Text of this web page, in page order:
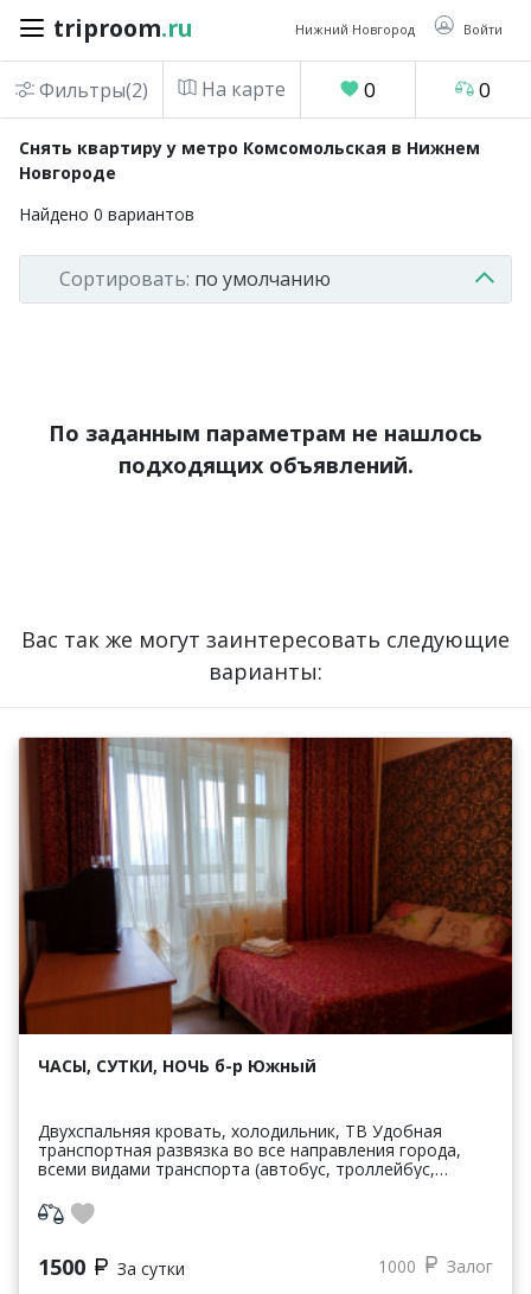
triproom.ru Нижний Новгород Войти
triproom .ru
рубль
Войти / Зарегистрироваться
Добавить
Фильтры(2) На карте 0 0
Снять квартиру у метро Комсомольская в Нижнем
Новгороде
Найдено 0 вариантов
Сортировать: по умолчанию
По заданным параметрам не нашлось
подходящих объявлений.
Вас так же могут заинтересовать следующие
варианты:
ЧАСЫ, СУТКИ, НОЧЬ б-р Южный
Двухспальняя кровать, холодильник, ТВ Удобная
транспортная развязка во все направления города,
всеми видами транспорта (автобус, троллейбус,
супе...
1500 За сутки 1000 Залог